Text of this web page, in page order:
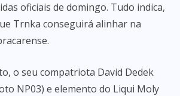
oficiais de domingo. Tudo indica,
Trnka conseguirá alinhar na
o seu compatriota David Dedek
NP03) e elemento do Liqui Moly